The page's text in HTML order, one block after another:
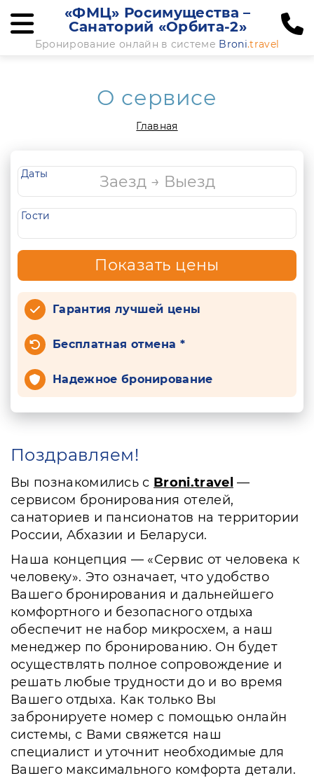
«ФМЦ» Росимущества –
Санаторий «Орбита-2»
Бронирование онлайн в системе Broni.travel
О сервисе
Главная
Даты
Гости
Показать цены
Гарантия лучшей цены
Бесплатная отмена *
Надежное бронирование
Поздравляем!
Вы познакомились с Broni.travel —
сервисом бронирования отелей,
санаториев и пансионатов на территории
России, Абхазии и Беларуси.
Наша концепция — «Сервис от человека к
человеку». Это означает, что удобство
Вашего бронирования и дальнейшего
комфортного и безопасного отдыха
обеспечит не набор микросхем, а наш
менеджер по бронированию. Он будет
осуществлять полное сопровождение и
решать любые трудности до и во время
Вашего отдыха. Как только Вы
забронируете номер с помощью онлайн
системы, с Вами свяжется наш
специалист и уточнит необходимые для
Вашего максимального комфорта детали.